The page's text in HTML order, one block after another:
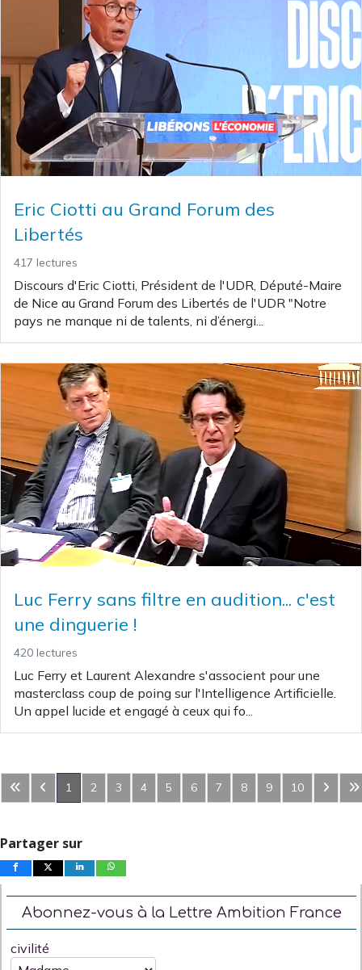
Eric Ciotti au Grand Forum des
Libertés
417 lectures
Discours d'Eric Ciotti, Président de l'UDR, Député-Maire
de Nice au Grand Forum des Libertés de l'UDR "Notre
pays ne manque ni de talents, ni d’énergi...
Luc Ferry sans filtre en audition... c'est
une dinguerie !
420 lectures
Luc Ferry et Laurent Alexandre s'associent pour une
masterclass coup de poing sur l'Intelligence Artificielle.
Un appel lucide et engagé à ceux qui fo...
1 2 3 4 5 6 7 8 9 10
Partager sur
Abonnez-vous à la Lettre Ambition France
civilité